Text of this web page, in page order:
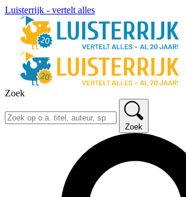
Luisterrijk - vertelt alles
Zoek
Zoek